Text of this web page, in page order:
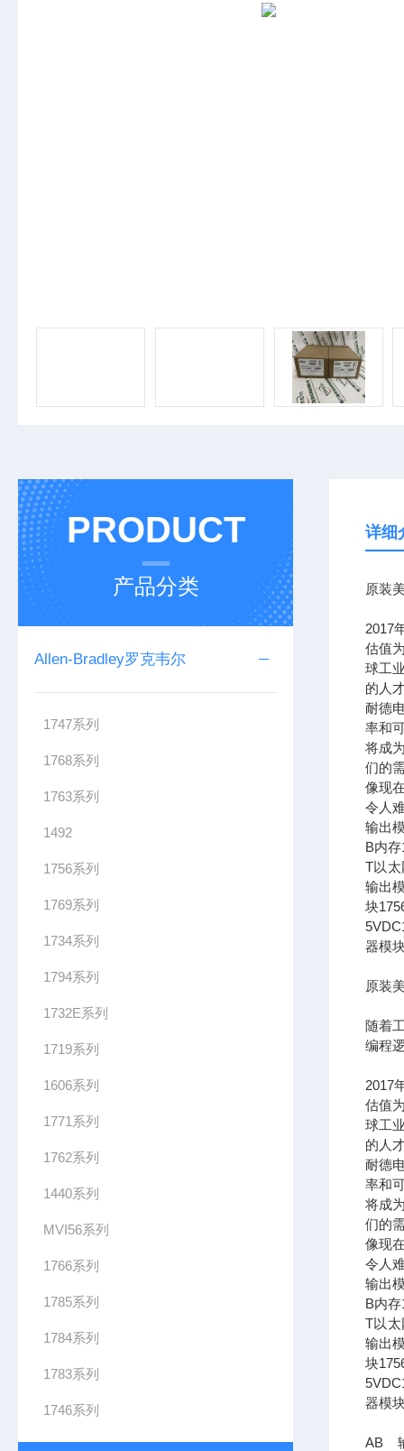
PRODUCT
产品分类
Allen-Bradley罗克韦尔
1747系列
1768系列
1763系列
1492
1756系列
1769系列
1734系列
1794系列
1732E系列
1719系列
1606系列
1771系列
1762系列
1440系列
MVI56系列
1766系列
1785系列
1784系列
1783系列
1746系列
详细
原装
2017
估值
球工
的人
耐德
率和
将成
们的
像现
令人
输出
B内
T以太
输出
块
器模
原装
随着
编程
2017
估值
球工
的人
耐德
率和
将成
们的
像现
令人
输出
B内
T以太
输出
块
器模
AB